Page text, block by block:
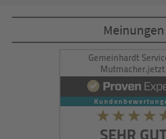
powered byUsercentrics
Management Platform&
Meinungen